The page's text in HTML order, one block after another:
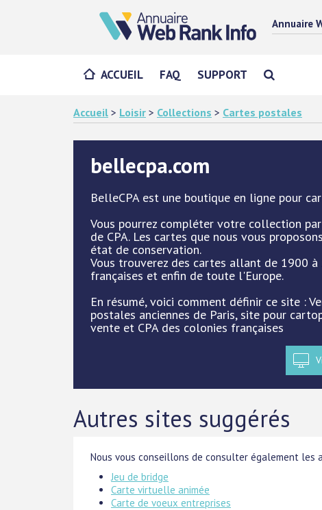
Annuaire
ACCUEIL FAQ SUPPORT
Accueil > Loisir > Collections > Cartes postales
bellecpa.com
BelleCPA est une boutique en ligne pour
Vous pourrez compléter votre collection
de CPA. Les cartes que nous vous
état de conservation.
Vous trouverez des cartes allant de 1900
françaises et enfin de toute l'Europe.
En résumé, voici comment définir ce site :
postales anciennes de Paris, site pour
vente et CPA des colonies françaises
Autres sites suggérés
Nous vous conseillons de consulter également les
Jeu de bridge
Carte virtuelle animée
Carte de voeux entreprises